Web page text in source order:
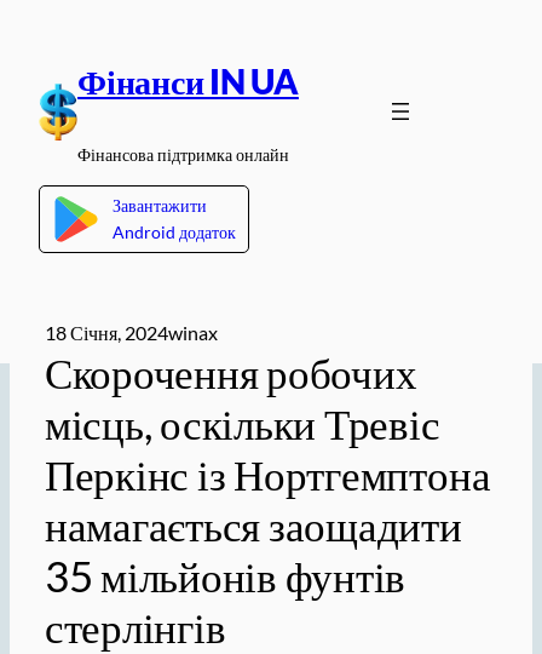
вмісту
Фінанси IN UA
Фінансова підтримка онлайн
Завантажити
Android додаток
18 Січня, 2024winax
Скорочення робочих
місць, оскільки Тревіс
Перкінс із Нортгемптона
намагається заощадити
35 мільйонів фунтів
стерлінгів